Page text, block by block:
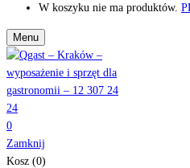
W koszyku nie ma produktów.
Menu
0
Zamknij
Kosz (0)